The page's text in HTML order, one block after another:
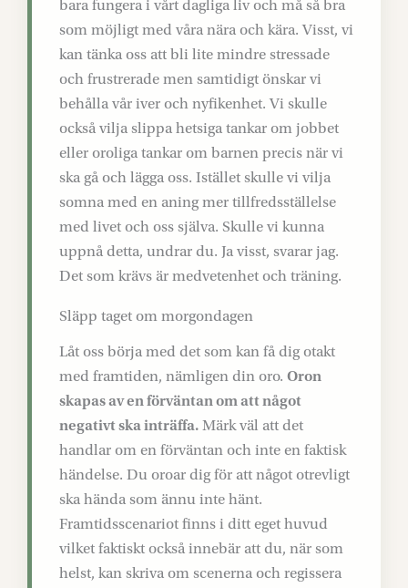
bara fungera i vårt dagliga liv och må så bra
som möjligt med våra nära och kära. Visst, vi
kan tänka oss att bli lite mindre stressade
och frustrerade men samtidigt önskar vi
behålla vår iver och nyfikenhet. Vi skulle
också vilja slippa hetsiga tankar om jobbet
eller oroliga tankar om barnen precis när vi
ska gå och lägga oss. Istället skulle vi vilja
somna med en aning mer tillfredsställelse
med livet och oss själva. Skulle vi kunna
uppnå detta, undrar du. Ja visst, svarar jag.
Det som krävs är medvetenhet och träning.
Släpp taget om morgondagen
Låt oss börja med det som kan få dig otakt
med framtiden, nämligen din oro. Oron
skapas av en förväntan om att något
negativt ska inträffa. Märk väl att det
handlar om en förväntan och inte en faktisk
händelse. Du oroar dig för att något otrevligt
ska hända som ännu inte hänt.
Framtidsscenariot finns i ditt eget huvud
vilket faktiskt också innebär att du, när som
helst, kan skriva om scenerna och regissera